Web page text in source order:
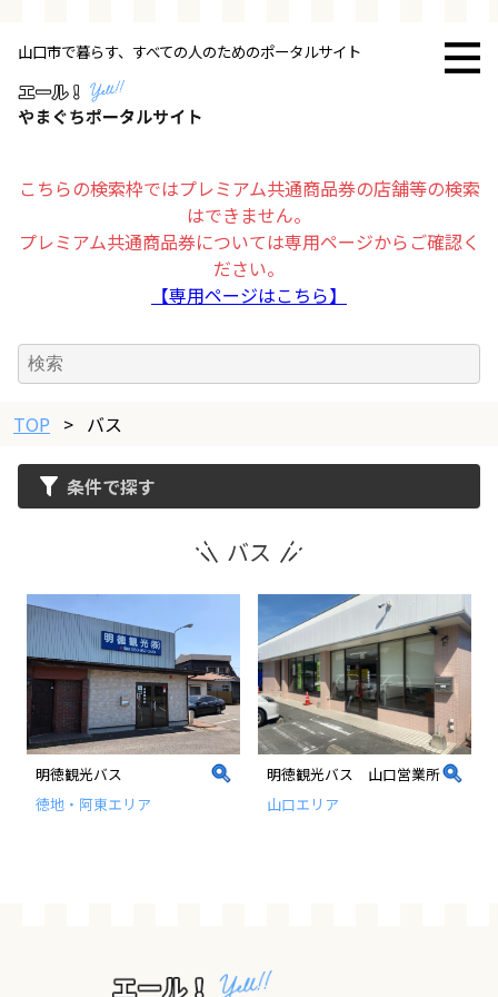
山口市で暮らす、すべての人のためのポータルサイト
こちらの検索枠ではプレミアム共通商品券の店舗等の検索
はできません。
プレミアム共通商品券については専用ページからご確認く
ださい。
【専用ページはこちら】
トップページ
その他
求人情報
お得
新規登録の事業者の皆様
すでにご登録済み事業者の皆様
イベント情報の掲載はこちら
TOP > バス
条件で探す
バス
明徳観光バス
徳地・阿東エリア
明徳観光バス 山口営業所
山口エリア